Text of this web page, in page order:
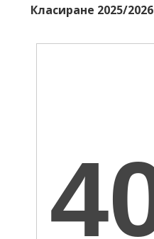
Класиране 2025/2026